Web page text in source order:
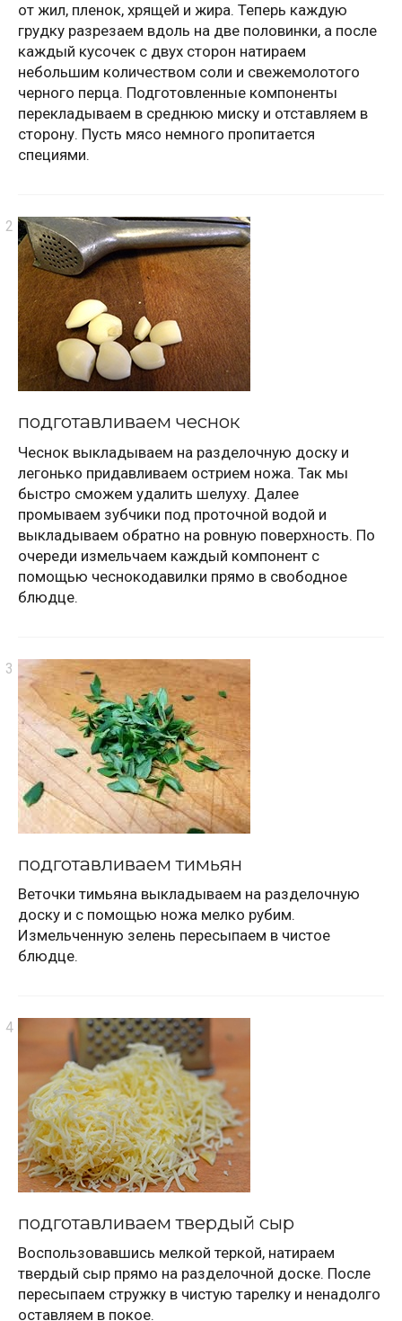
от жил, пленок, хрящей и жира. Теперь каждую
грудку разрезаем вдоль на две половинки, а после
каждый кусочек с двух сторон натираем
небольшим количеством соли и свежемолотого
черного перца. Подготовленные компоненты
перекладываем в среднюю миску и отставляем в
сторону. Пусть мясо немного пропитается
специями.
подготавливаем чеснок
Чеснок выкладываем на разделочную доску и
легонько придавливаем острием ножа. Так мы
быстро сможем удалить шелуху. Далее
промываем зубчики под проточной водой и
выкладываем обратно на ровную поверхность. По
очереди измельчаем каждый компонент с
помощью чеснокодавилки прямо в свободное
блюдце.
подготавливаем тимьян
Веточки тимьяна выкладываем на разделочную
доску и с помощью ножа мелко рубим.
Измельченную зелень пересыпаем в чистое
блюдце.
подготавливаем твердый сыр
Воспользовавшись мелкой теркой, натираем
твердый сыр прямо на разделочной доске. После
пересыпаем стружку в чистую тарелку и ненадолго
оставляем в покое.